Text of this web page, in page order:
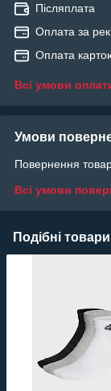
Післяплата
Оплата за
Оплата
Всі умови
Умови
Повернення
Всі умови
Подібні